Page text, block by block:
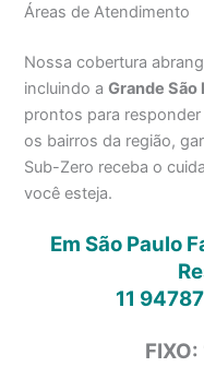
Áreas de Atendimento
Nossa cobertura
incluindo aGrande São
prontos para
os bairros da região,
Sub-Zero receba o
você esteja.
Em São Paulo
11